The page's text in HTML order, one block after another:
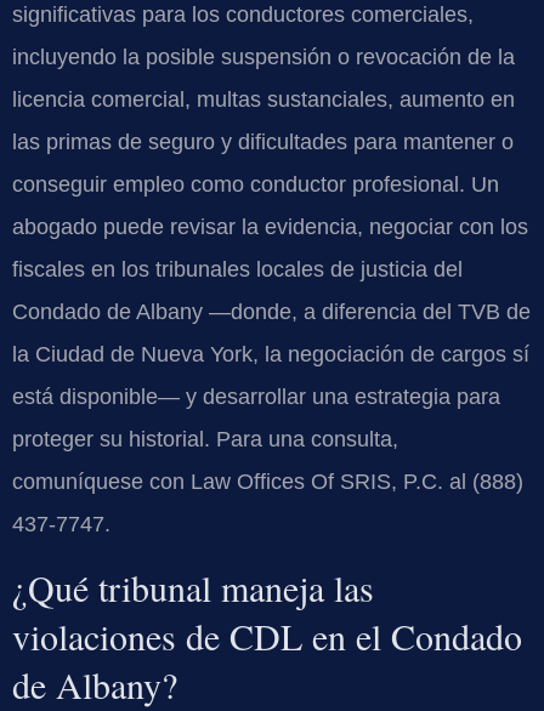
significativas para los conductores comerciales,
incluyendo la posible suspensión o revocación de la
licencia comercial, multas sustanciales, aumento en
las primas de seguro y dificultades para mantener o
conseguir empleo como conductor profesional. Un
abogado puede revisar la evidencia, negociar con los
fiscales en los tribunales locales de justicia del
Condado de Albany —donde, a diferencia del TVB de
la Ciudad de Nueva York, la negociación de cargos sí
está disponible— y desarrollar una estrategia para
proteger su historial. Para una consulta,
comuníquese con Law Offices Of SRIS, P.C. al (888)
437-7747.
¿Qué tribunal maneja las
violaciones de CDL en el Condado
de Albany?